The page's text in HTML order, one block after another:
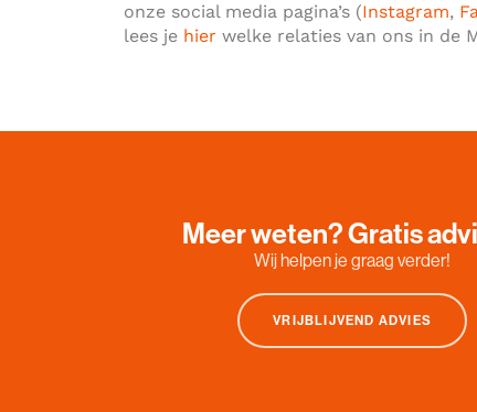
onze social media pagina’s (Instagram,
lees je hier welke relaties van ons in de
Meer weten? Gratis
Wij helpen je graag verder!
VRIJBLIJVEND ADVIES